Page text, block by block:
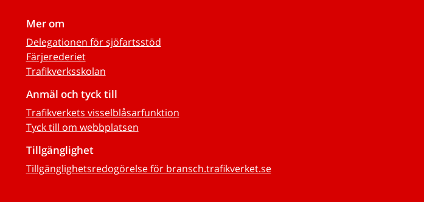
Mer om
Delegationen för sjöfartsstöd
Färjerederiet
Trafikverksskolan
Anmäl och tyck till
Trafikverkets visselblåsarfunktion
Tyck till om webbplatsen
Tillgänglighet
Tillgänglighetsredogörelse för bransch.trafikverket.se